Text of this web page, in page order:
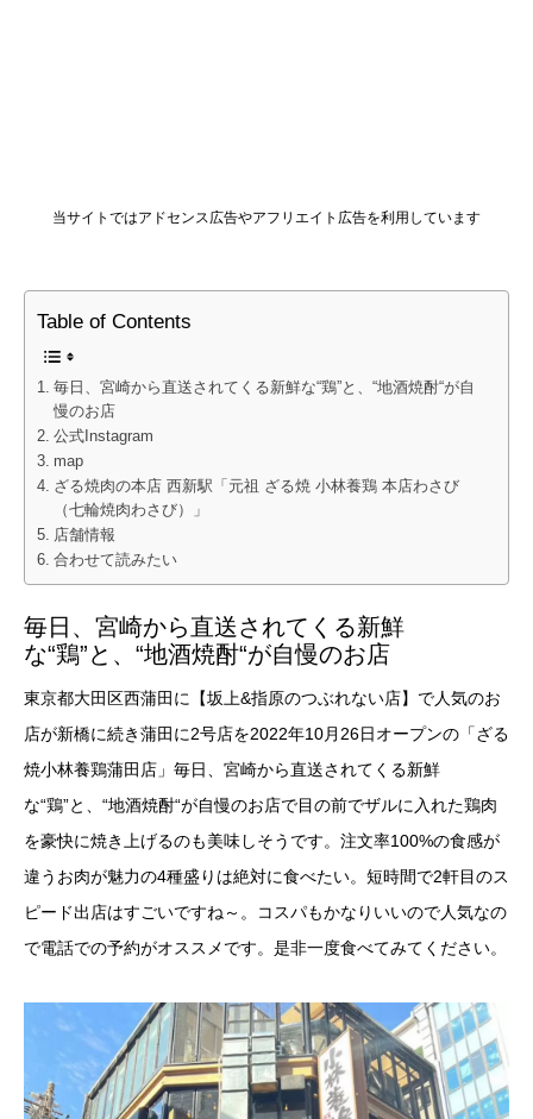
当サイトではアドセンス広告やアフリエイト広告を利用しています
Table of Contents
毎日、宮崎から直送されてくる新鮮な“鶏”と、“地酒焼酎“が自
慢のお店
公式Instagram
map
ざる焼肉の本店 西新駅「元祖 ざる焼 小林養鶏 本店わさび
（七輪焼肉わさび）」
店舗情報
合わせて読みたい
毎日、宮崎から直送されてくる新鮮
な“鶏”と、“地酒焼酎“が自慢のお店
東京都大田区西蒲田に【坂上&指原のつぶれない店】で人気のお
店が新橋に続き蒲田に2号店を2022年10月26日オープンの「ざる
焼小林養鶏蒲田店」毎日、宮崎から直送されてくる新鮮
な“鶏”と、“地酒焼酎“が自慢のお店で目の前でザルに入れた鶏肉
を豪快に焼き上げるのも美味しそうです。注文率100%の食感が
違うお肉が魅力の4種盛りは絶対に食べたい。短時間で2軒目のス
ピード出店はすごいですね～。コスパもかなりいいので人気なの
で電話での予約がオススメです。是非一度食べてみてください。